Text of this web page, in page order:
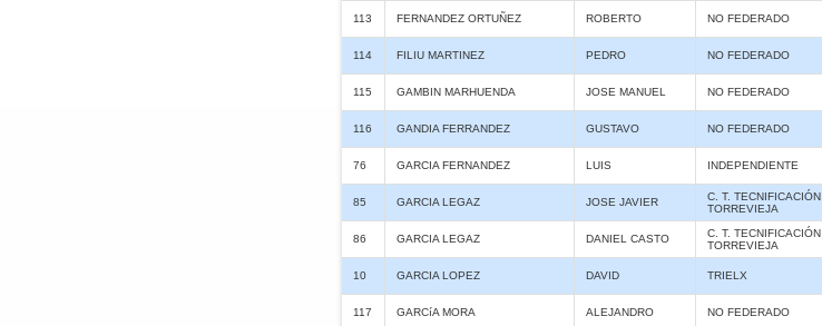
113 FERNANDEZ ORTUÑEZ ROBERTO NO FEDERADO
114 FILIU MARTINEZ PEDRO NO FEDERADO
115 GAMBIN MARHUENDA JOSE MANUEL NO FEDERADO
116 GANDIA FERRANDEZ GUSTAVO NO FEDERADO
76 GARCIA FERNANDEZ LUIS INDEPENDIENTE
85 GARCIA LEGAZ JOSE JAVIER
C. T. TECNIFICACIÓN
TORREVIEJA
86 GARCIA LEGAZ DANIEL CASTO
C. T. TECNIFICACIÓN
TORREVIEJA
10 GARCIA LOPEZ DAVID TRIELX
117 GARCíA MORA ALEJANDRO NO FEDERADO